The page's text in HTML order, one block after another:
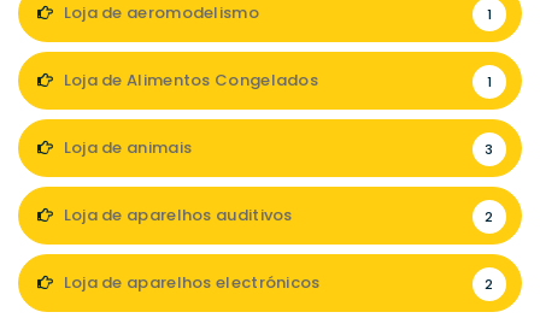
Loja de aeromodelismo 1
Loja de Alimentos Congelados 1
Loja de animais 3
Loja de aparelhos auditivos 2
Loja de aparelhos electrónicos 2